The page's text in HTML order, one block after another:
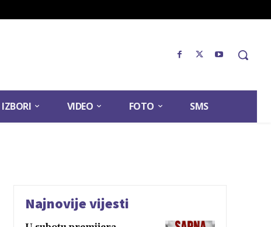
IZBORI VIDEO FOTO SMS
Najnovije vijesti